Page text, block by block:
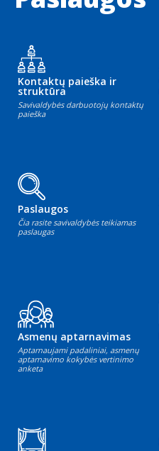
Kontaktų paieška ir
struktūra
Savivaldybės darbuotojų kontaktų
paieška
Paslaugos
Čia rasite savivaldybės teikiamas
paslaugas
Asmenų aptarnavimas
Aptarnaujami padaliniai, asmenų
aptarnavimo kokybės vertinimo
anketa